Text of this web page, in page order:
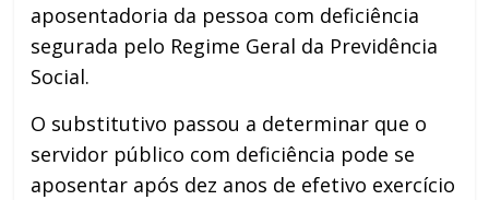
aposentadoria da pessoa com deficiência
segurada pelo Regime Geral da Previdência
Social.
O substitutivo passou a determinar que o
servidor público com deficiência pode se
aposentar após dez anos de efetivo exercício